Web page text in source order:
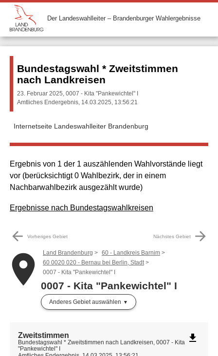
Der Landeswahlleiter – Brandenburger Wahlergebnisse
Bundestagswahl * Zweitstimmen
nach Landkreisen
23. Februar 2025, 0007 - Kita "Pankewichtel" I
Amtliches Endergebnis, 14.03.2025, 13:56:21
Internetseite Landeswahlleiter Brandenburg
Ergebnis von 1 der 1 auszählenden Wahlvorstände liegt
vor (berücksichtigt 0 Wahlbezirk, der in einem
Nachbarwahlbezirk ausgezählt wurde)
Ergebnisse nach Bundestagswahlkreisen
arrow_back Vorheriges Gebiet Nächstes Gebiet arrow_forward
place Land Brandenburg
60 - Landkreis Barnim
60 0020 020 - Bernau bei Berlin, Stadt
0007 - Kita "Pankewichtel" I
0007 - Kita "Pankewichtel" I
Anderes Gebiet auswählen
Zweitstimmen
Bundestagswahl * Zweitstimmen nach Landkreisen, 0007 - Kita
"Pankewichtel" I
file_download